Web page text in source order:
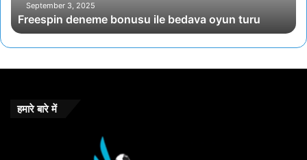
n
e
September 3, 2025
Freespin deneme bonusu ile bedava oyun turu
हमारे बारे में